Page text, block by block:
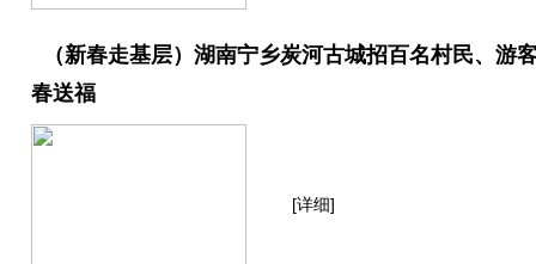
（新春走基层）湖南宁乡炭河古城招百名村民、游
春送福
[详细]